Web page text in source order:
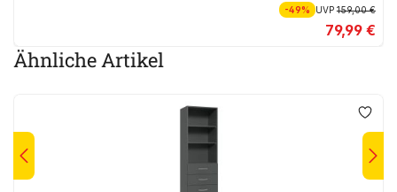
-49% UVP159,00 €
79,99 €
Ähnliche Artikel